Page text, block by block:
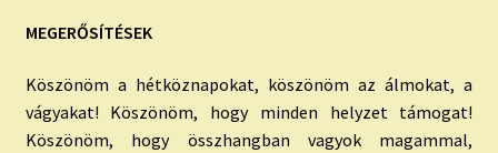
MEGERŐSÍTÉSEK
Köszönöm a hétköznapokat, köszönöm az álmokat, a
vágyakat! Köszönöm, hogy minden helyzet támogat!
Köszönöm, hogy összhangban vagyok magammal,